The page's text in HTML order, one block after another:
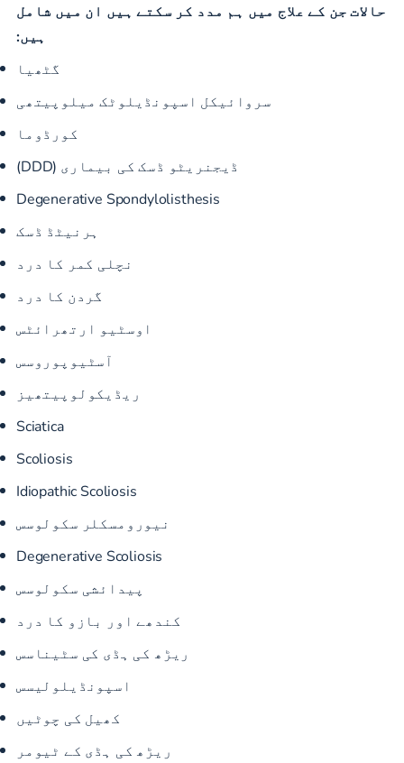
حالات جن کے علاج میں ہم مدد کر سکتے ہیں ان میں شامل
ہیں:
گٹھیا
سروائیکل اسپونڈیلوٹک میلوپیتھی
کورڈوما
ڈیجنریٹو ڈسک کی بیماری (DDD)
Degenerative Spondylolisthesis
ہرنیٹڈ ڈسک
نچلی کمر کا درد
گردن کا درد
اوسٹیو ارتھرائٹس
آسٹیوپوروسس
ریڈیکولوپیتھیز
Sciatica
Scoliosis
Idiopathic Scoliosis
نیورومسکلر سکولوسس
Degenerative Scoliosis
پیدائشی سکولوسس
کندھے اور بازو کا درد
ریڑھ کی ہڈی کی سٹیناسس
اسپونڈیلولیسس
کھیل کی چوٹیں
ریڑھ کی ہڈی کے ٹیومر